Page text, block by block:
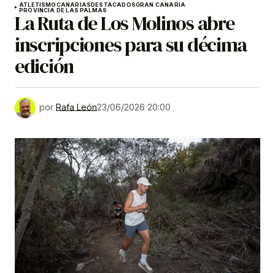
ATLETISMOCANARIASDESTACADOSGRAN CANARIA
PROVINCIA DE LAS PALMAS
La Ruta de Los Molinos abre
inscripciones para su décima
edición
por Rafa León23/06/2026 20:00